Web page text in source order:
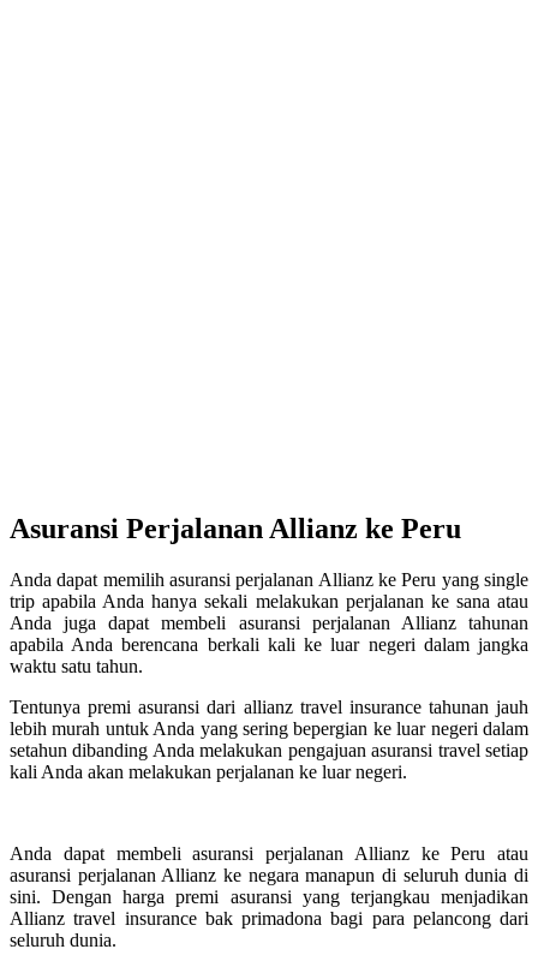
Asuransi Perjalanan Allianz ke Peru
Anda dapat memilih asuransi perjalanan Allianz ke Peru yang single
trip apabila Anda hanya sekali melakukan perjalanan ke sana atau
Anda juga dapat membeli asuransi perjalanan Allianz tahunan
apabila Anda berencana berkali kali ke luar negeri dalam jangka
waktu satu tahun.
Tentunya premi asuransi dari allianz travel insurance tahunan jauh
lebih murah untuk Anda yang sering bepergian ke luar negeri dalam
setahun dibanding Anda melakukan pengajuan asuransi travel setiap
kali Anda akan melakukan perjalanan ke luar negeri.
Anda dapat membeli asuransi perjalanan Allianz ke Peru atau
asuransi perjalanan Allianz ke negara manapun di seluruh dunia di
sini. Dengan harga premi asuransi yang terjangkau menjadikan
Allianz travel insurance bak primadona bagi para pelancong dari
seluruh dunia.